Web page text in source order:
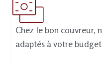
Chez le bon couvreur,
adaptés à votre